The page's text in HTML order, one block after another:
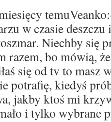
temu
w czasie
Niechby się
bo mówią, że
się od tv to masz
potrafię, kiedyś
jakby ktoś mi
i tylko wybrane